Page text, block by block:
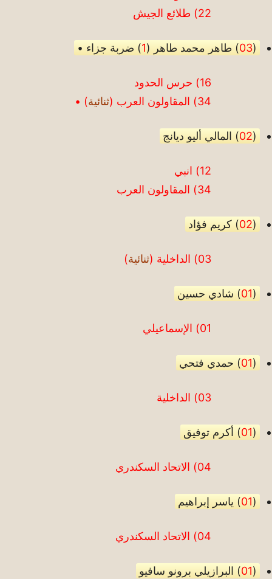
22) طلائع الجيش
(
03) طاهر محمد طاهر (1) ضربة جزاء •
16) حرس الحدود
34) المقاولون العرب (
ثنائية) •
(
02) المالي أليو ديانج
12) انبي
34) المقاولون العرب
(
02) كريم فؤاد
03) الداخلية ( ثنائية)
(
01) شادي حسين
01) الإسماعيلي
(
01) حمدي فتحي
03) الداخلية
(
01) أكرم توفيق
04) الاتحاد السكندري
(
01) ياسر إبراهيم
04) الاتحاد السكندري
(
01) البرازيلي برونو سافيو